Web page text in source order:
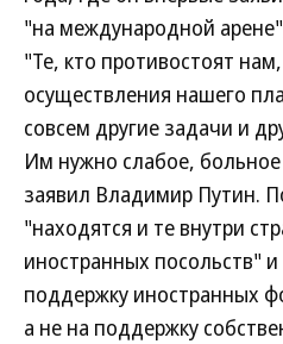
"на международной
"Те, кто противостоят
осуществления нашего
совсем другие задачи и
Им нужно слабое,
заявил Владимир Путин.
"находятся и те внутри
иностранных посольств"
поддержку иностранных
а не на поддержку